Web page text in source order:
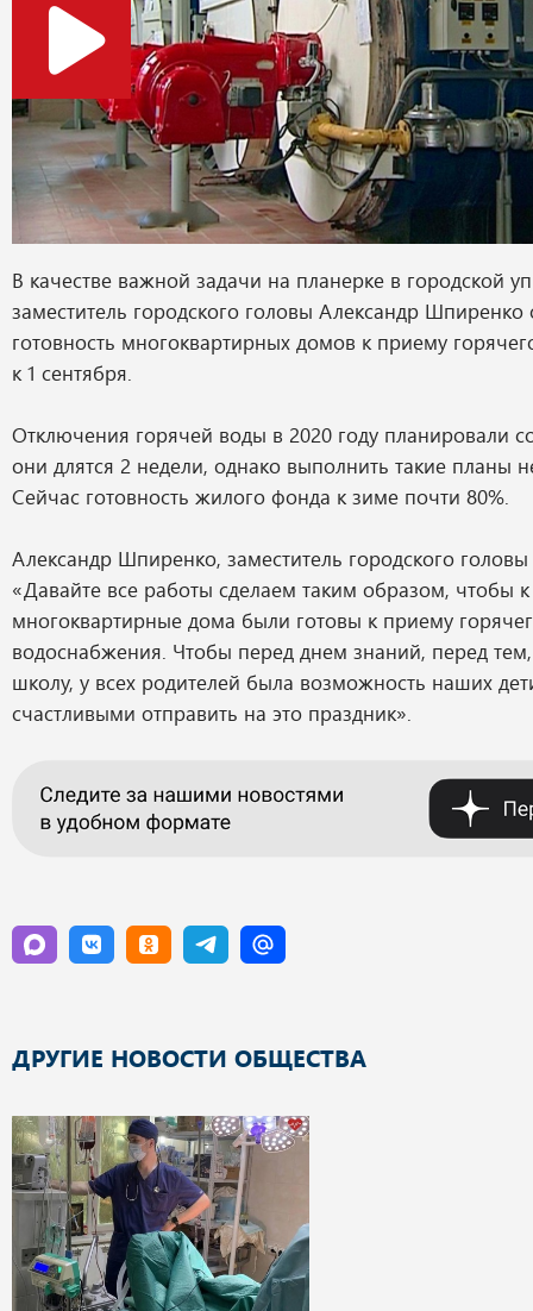
В качестве важной задачи на планерке в городской
заместитель городского головы Александр Шпиренко
готовность многоквартирных домов к приему
к 1 сентября.
Отключения горячей воды в 2020 году планировали
они длятся 2 недели, однако выполнить такие планы
Сейчас готовность жилого фонда к зиме почти 80%.
Александр Шпиренко, заместитель городского головы
«Давайте все работы сделаем таким образом, чтобы к
многоквартирные дома были готовы к приему
водоснабжения. Чтобы перед днем знаний, перед тем,
школу, у всех родителей была возможность наших
счастливыми отправить на это праздник».
ДРУГИЕ НОВОСТИ ОБЩЕСТВА